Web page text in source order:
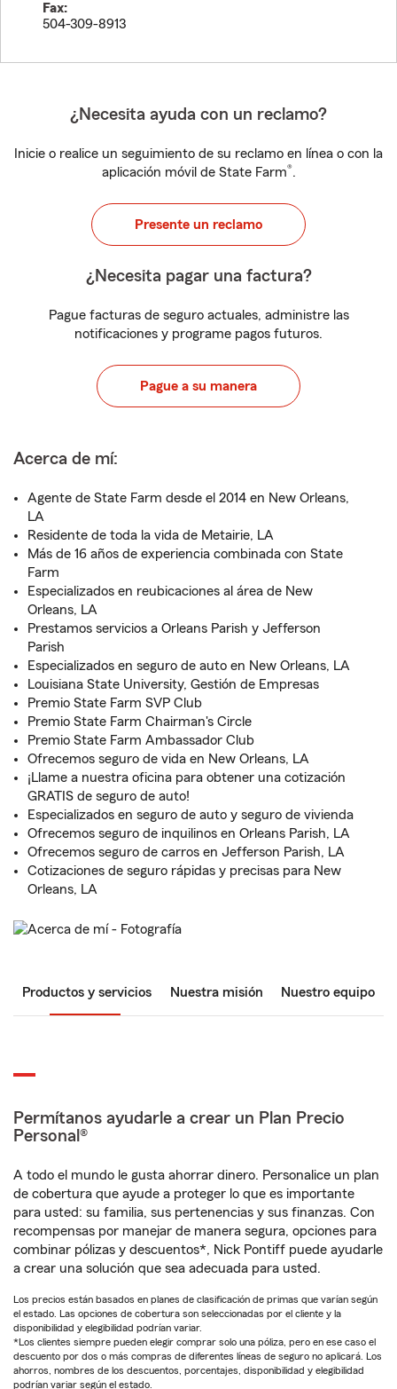
Fax:
504-309-8913
¿Necesita ayuda con un reclamo?
Inicie o realice un seguimiento de su reclamo en línea o con la
aplicación móvil de State Farm®.
Presente un reclamo
¿Necesita pagar una factura?
Pague facturas de seguro actuales, administre las
notificaciones y programe pagos futuros.
Pague a su manera
Acerca de mí:
Agente de State Farm desde el 2014 en New Orleans,
LA
Residente de toda la vida de Metairie, LA
Más de 16 años de experiencia combinada con State
Farm
Especializados en reubicaciones al área de New
Orleans, LA
Prestamos servicios a Orleans Parish y Jefferson
Parish
Especializados en seguro de auto en New Orleans, LA
Louisiana State University, Gestión de Empresas
Premio State Farm SVP Club
Premio State Farm Chairman's Circle
Premio State Farm Ambassador Club
Ofrecemos seguro de vida en New Orleans, LA
¡Llame a nuestra oficina para obtener una cotización
GRATIS de seguro de auto!
Especializados en seguro de auto y seguro de vivienda
Ofrecemos seguro de inquilinos en Orleans Parish, LA
Ofrecemos seguro de carros en Jefferson Parish, LA
Cotizaciones de seguro rápidas y precisas para New
Orleans, LA
Productos y servicios Nuestra misión Nuestro equipo
Permítanos ayudarle a crear un Plan Precio
Personal®
A todo el mundo le gusta ahorrar dinero. Personalice un plan
de cobertura que ayude a proteger lo que es importante
para usted: su familia, sus pertenencias y sus finanzas. Con
recompensas por manejar de manera segura, opciones para
combinar pólizas y descuentos*, Nick Pontiff puede ayudarle
a crear una solución que sea adecuada para usted.
Los precios están basados en planes de clasificación de primas que varían según
el estado. Las opciones de cobertura son seleccionadas por el cliente y la
disponibilidad y elegibilidad podrían variar.
*Los clientes siempre pueden elegir comprar solo una póliza, pero en ese caso el
descuento por dos o más compras de diferentes líneas de seguro no aplicará. Los
ahorros, nombres de los descuentos, porcentajes, disponibilidad y elegibilidad
podrían variar según el estado.